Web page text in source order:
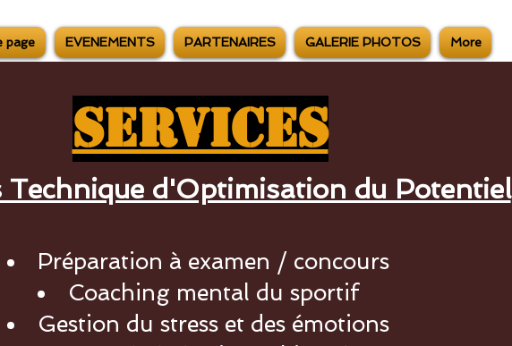
page EVENEMENTS PARTENAIRES GALERIE PHOTOS More
Services
Technique d'Optimisation du Potentiel
Préparation à examen / concours
Coaching mental du sportif
Gestion du stress et des émotions